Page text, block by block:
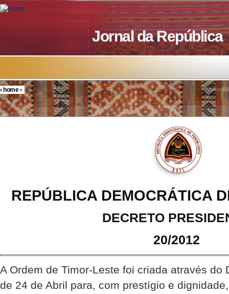
Skip to main content
Jornal da República
You are here
›home›
REPÚBLICA DEMOCRÁTICA
DECRETO
20/2012
A Ordem de Timor-Leste foi criada através do
de 24 de Abril para, com prestígio e